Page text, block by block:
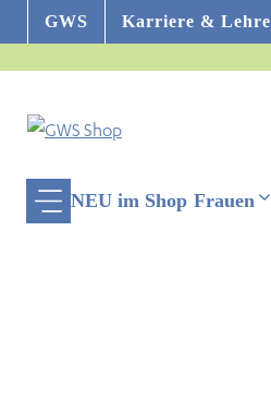
Inhalt
springen
GWS Karriere & Lehre
NEU im Shop Frauen